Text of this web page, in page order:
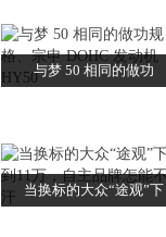
与梦 50 相同的做功
当换标的大众“途观”下